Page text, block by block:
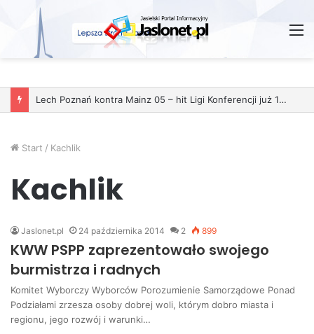
Lech Poznań kontra Mainz 05 – hit Ligi Konferencji już 11 grudnia
Start / Kachlik
Kachlik
Jaslonet.pl 24 października 2014 2 899
KWW PSPP zaprezentowało swojego
burmistrza i radnych
Komitet Wyborczy Wyborców Porozumienie Samorządowe Ponad
Podziałami zrzesza osoby dobrej woli, którym dobro miasta i
regionu, jego rozwój i warunki…